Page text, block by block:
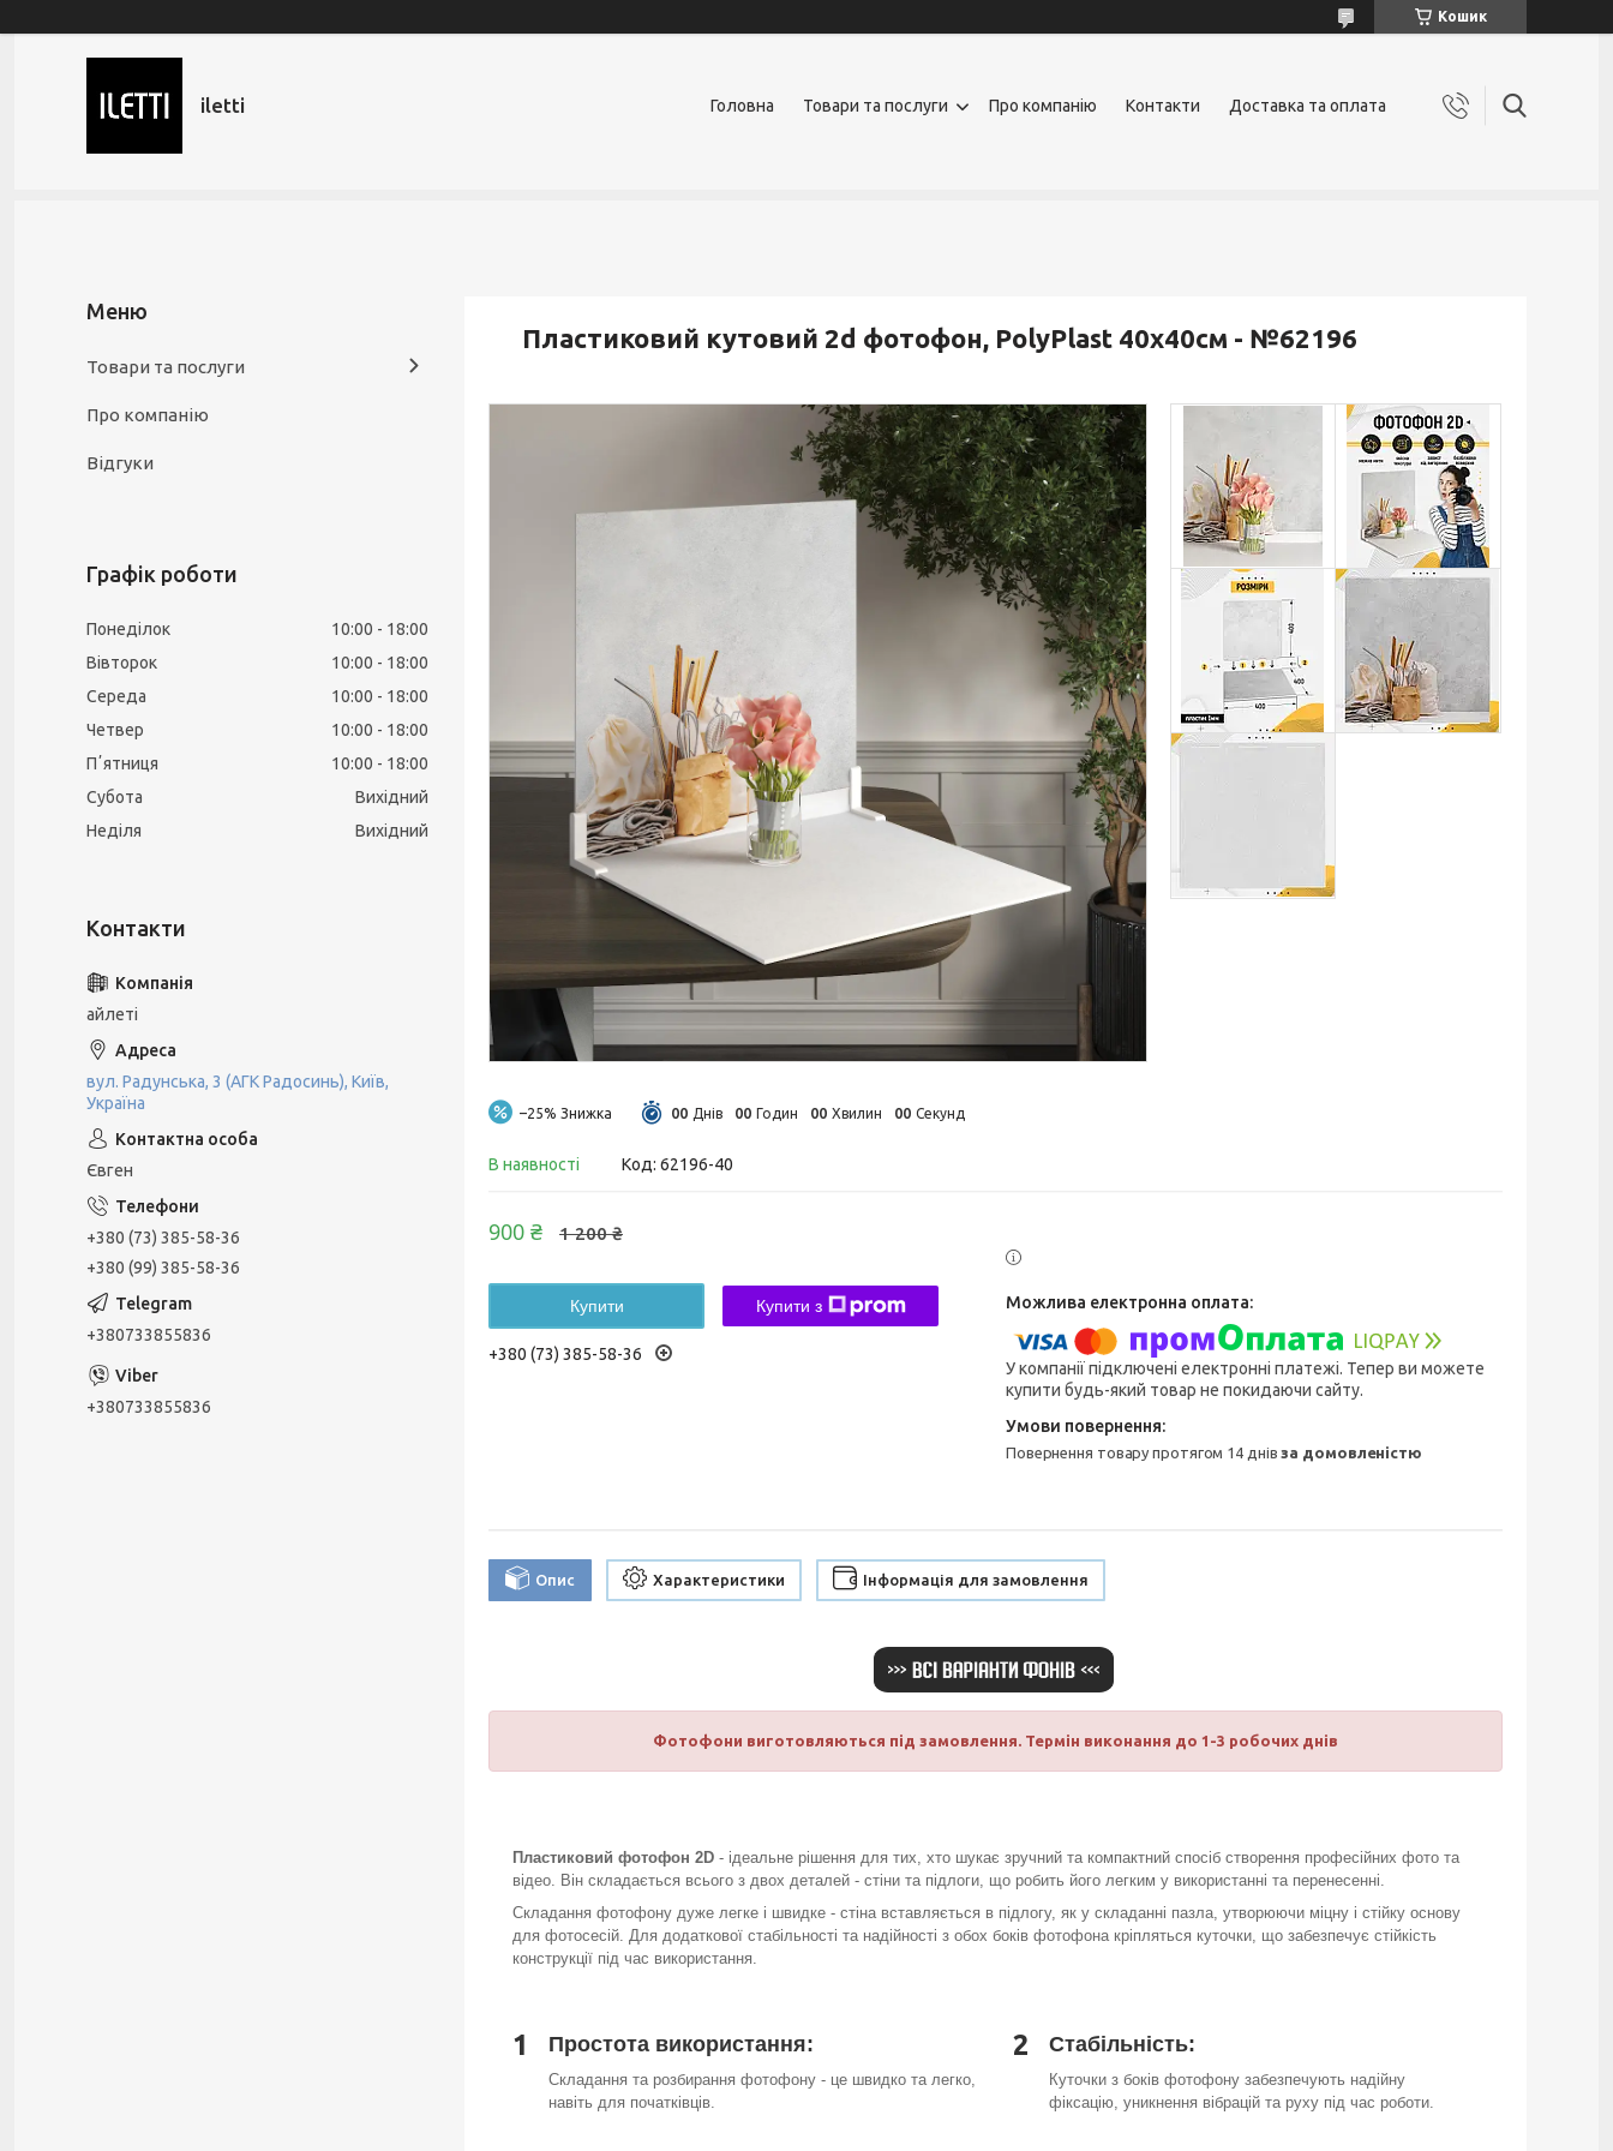
Кошик
iletti Головна Товари та послуги Про компанію Контакти Доставка та оплата
Пластиковий кутовий 2d фотофон, PolyPlast 40x40см - №62196
–25% 00 Днів 00 Годин 00 Хвилин 00 Секунд
В наявності Код: 62196-40
1 200 ₴
900 ₴
Купити Купити з
+380 (73) 385-58-36
У компанії підключені електронні платежі. Тепер ви можете
купити будь-який товар не покидаючи сайту.
повернення товару протягом 14 днівза домовленістю
Опис Характеристики Інформація для замовлення
Фотофони виготовляються під замовлення. Термін виконання до 1-3 робочих днів
Пластиковий фотофон 2D - ідеальне рішення для тих, хто шукає зручний та компактний спосіб створення професійних фото та
відео. Він складається всього з двох деталей - стіни та підлоги, що робить його легким у використанні та перенесенні.
Складання фотофону дуже легке і швидке - стіна вставляється в підлогу, як у складанні пазла, утворюючи міцну і стійку основу
для фотосесій. Для додаткової стабільності та надійності з обох боків фотофона кріпляться куточки, що забезпечує стійкість
конструкції під час використання.
1 Простота використання:
Складання та розбирання фотофону - це швидко та легко,
навіть для початківців.
2 Стабільність:
Куточки з боків фотофону забезпечують надійну
фіксацію, уникнення вібрацій та руху під час роботи.
Товари та послуги
Про компанію
Відгуки
Графік роботи
Понеділок 10:00
18:00
Вівторок
10:00
18:00
Середа
10:00
18:00
Четвер
10:00
18:00
Пʼятниця
10:00
18:00
Субота
Вихідний
Неділя
Вихідний
айлеті
вул. Радунська, 3 (АГК Радосинь), Київ,
Україна
Євген
+380 (73) 385-58-36
+380 (99) 385-58-36
+380733855836
+380733855836